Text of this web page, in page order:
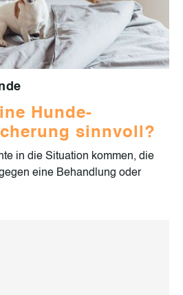
Hunde-
sinnvoll?
in die Situation kommen, die
eine Behandlung oder